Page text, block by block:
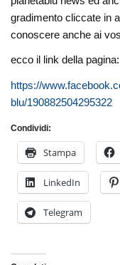
gradimento cliccate in
conoscere anche ai
ecco il link della pagina:
https://
blu/190882504295322
Condividi:
Stampa
LinkedIn
Telegram